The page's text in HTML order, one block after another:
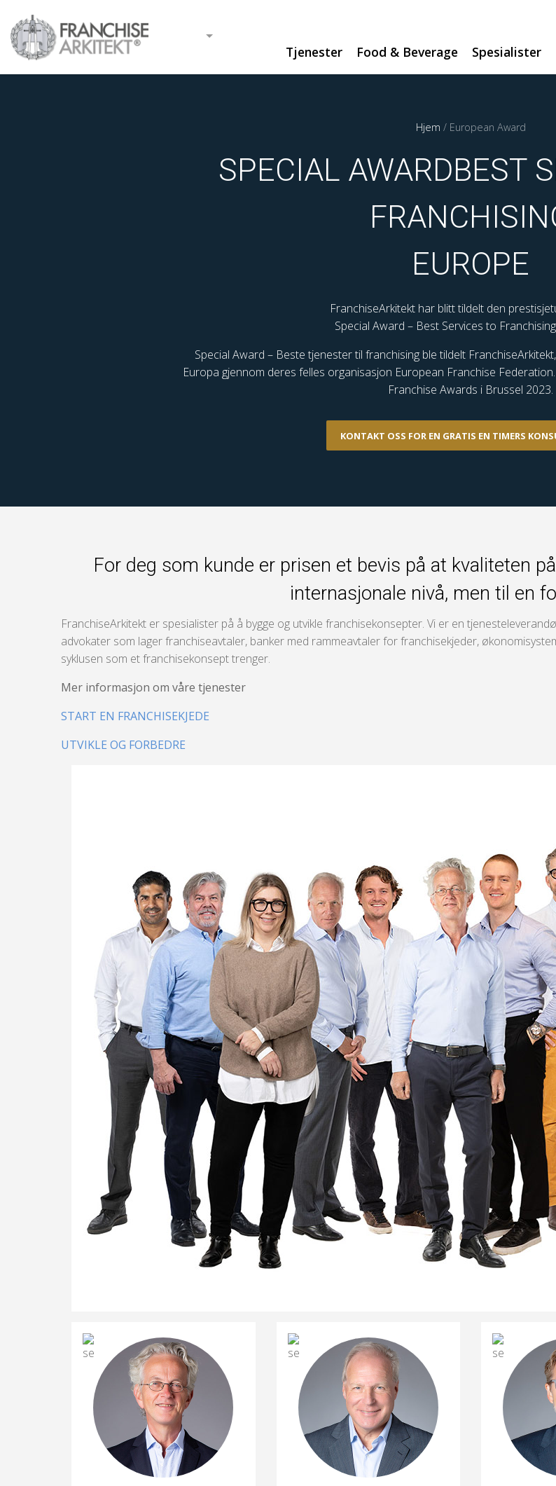
Tjenester Food & Beverage Spesialister
Hjem / European Award
SPECIAL AWARDBEST
EUROPE
FranchiseArkitekt har blitt tildelt den
Special Award – Best Services to
Special Award – Beste tjenester til franchising ble tildelt
Europa gjennom deres felles organisasjon European Franchise
Franchise Awards i Brussel 2023.
KONTAKT OSS FOR EN GRATIS EN TIMERS
For deg som kunde er prisen et bevis på at kvaliteten
internasjonale nivå, men til en
FranchiseArkitekt er spesialister på å bygge og utvikle franchisekonsepter. Vi er en
advokater som lager franchiseavtaler, banker med rammeavtaler for franchisekjeder,
syklusen som et franchisekonsept trenger.
Mer informasjon om våre tjenester
START EN FRANCHISEKJEDE
UTVIKLE OG FORBEDRE